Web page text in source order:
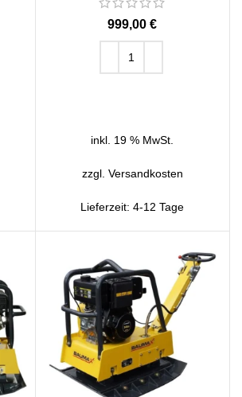
€
inkl. 19 % MwSt.
zzgl. Versandkosten
Lieferzeit:4-12 Tage